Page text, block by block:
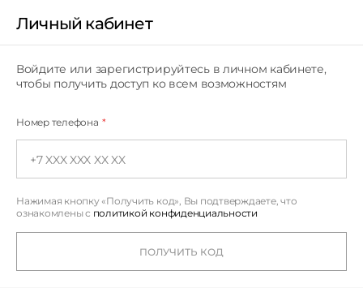
Личный кабинет
Личный кабинет
Войдите или зарегистрируйтесь в личном кабинете,
чтобы получить доступ ко всем возможностям
Номер телефона *
Нажимая кнопку «Получить код», Вы подтверждаете,что
ознакомлены с политикой конфиденциальности
ПОЛУЧИТЬ КОД